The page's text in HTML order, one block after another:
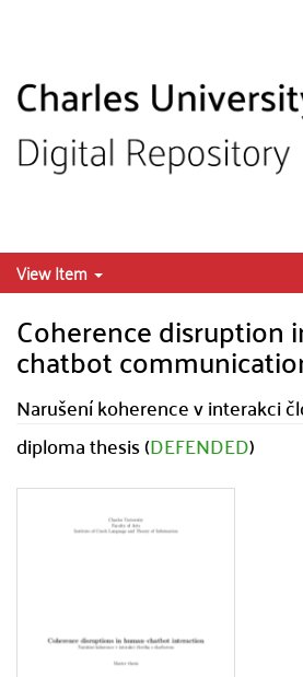
View Item
Coherence disruption
chatbot
Narušení koherence v interakci
diploma thesis (DEFENDED)